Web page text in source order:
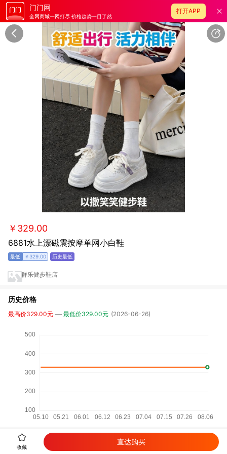
门门网
全网商城一网打尽 价格趋势一目了然
打开APP
￥329.00
6881水上漂磁震按摩单网小白鞋
￥329.00
群乐健步鞋店
历史价格
最高价329.00元 最低价329.00元 (2026-06-26)
相关商品
收藏
直达购买